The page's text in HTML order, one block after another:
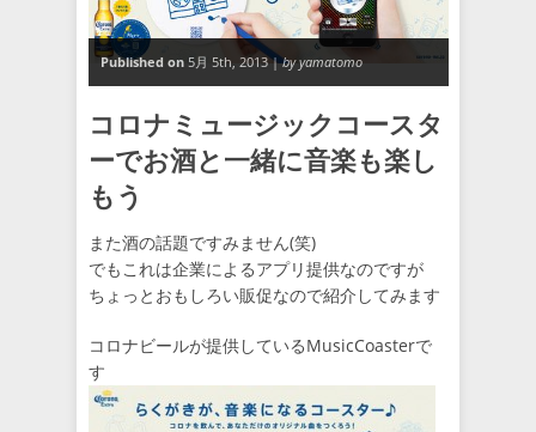
Published on 5月 5th, 2013 |by yamatomo
コロナミュージックコースタ
ーでお酒と一緒に音楽も楽し
もう
また酒の話題ですみません(笑)
でもこれは企業によるアプリ提供なのですが
ちょっとおもしろい販促なので紹介してみます
コロナビールが提供しているMusicCoasterで
す